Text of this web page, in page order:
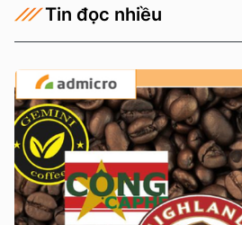
Tin đọc nhiều